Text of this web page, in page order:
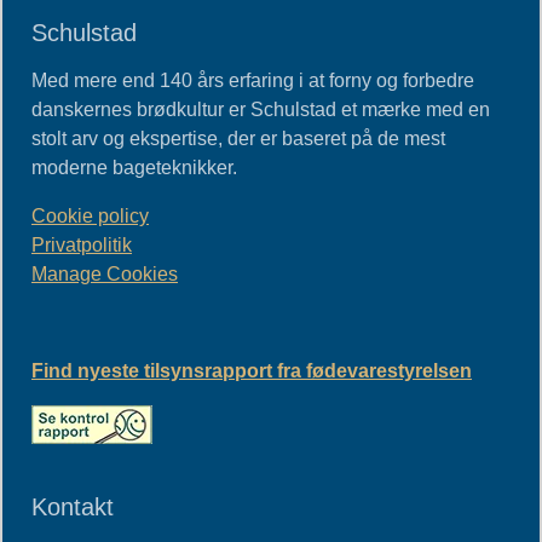
Schulstad
Med mere end 140 års erfaring i at forny og forbedre
danskernes brødkultur er Schulstad et mærke med en
stolt arv og ekspertise, der er baseret på de mest
moderne bageteknikker.
Cookie policy
Privatpolitik
Manage Cookies
Find nyeste tilsynsrapport fra fødevarestyrelsen
Kontakt